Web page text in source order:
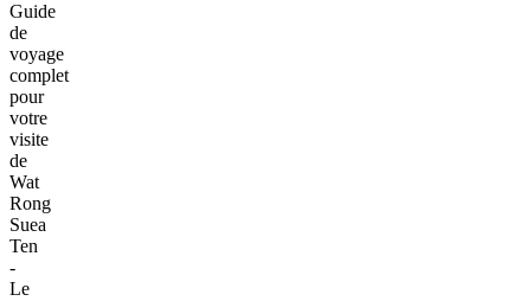
Guide
de
voyage
complet
pour
votre
visite
de
Wat
Rong
Suea
Ten
-
Le